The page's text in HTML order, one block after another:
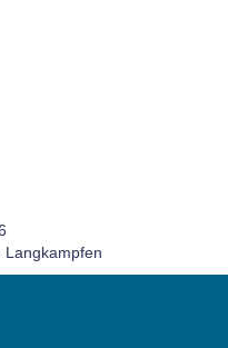
Langkampfen